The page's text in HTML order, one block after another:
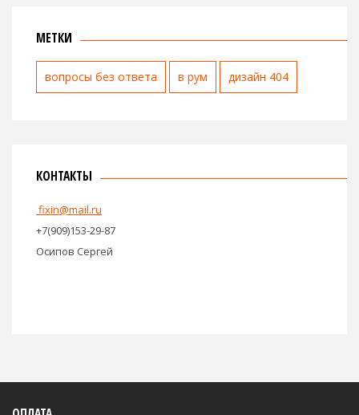
МЕТКИ
вопросы без ответа в рум дизайн 404
КОНТАКТЫ
fixin@mail.ru
+7(909)153-29-87
Осипов Сергей